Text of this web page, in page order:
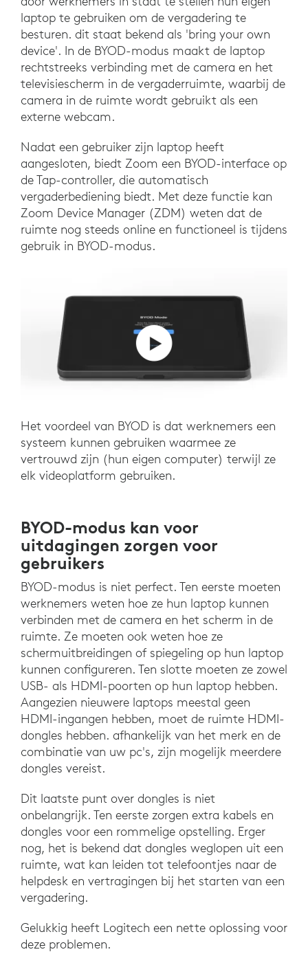
laptop te gebruiken om de vergadering te
besturen. dit staat bekend als 'bring your own
device'. In de BYOD-modus maakt de laptop
rechtstreeks verbinding met de camera en het
televisiescherm in de vergaderruimte, waarbij de
camera in de ruimte wordt gebruikt als een
externe webcam.
Nadat een gebruiker zijn laptop heeft
aangesloten, biedt Zoom een BYOD-interface op
de Tap-controller, die automatisch
vergaderbediening biedt. Met deze functie kan
Zoom Device Manager (ZDM) weten dat de
ruimte nog steeds online en functioneel is tijdens
gebruik in BYOD-modus.
Het voordeel van BYOD is dat werknemers een
systeem kunnen gebruiken waarmee ze
vertrouwd zijn (hun eigen computer) terwijl ze
elk videoplatform gebruiken.
BYOD-modus kan voor
uitdagingen zorgen voor
gebruikers
BYOD-modus is niet perfect. Ten eerste moeten
werknemers weten hoe ze hun laptop kunnen
verbinden met de camera en het scherm in de
ruimte. Ze moeten ook weten hoe ze
schermuitbreidingen of spiegeling op hun laptop
kunnen configureren. Ten slotte moeten ze zowel
USB- als HDMI-poorten op hun laptop hebben.
Aangezien nieuwere laptops meestal geen
HDMI-ingangen hebben, moet de ruimte HDMI-
dongles hebben. afhankelijk van het merk en de
combinatie van uw pc's, zijn mogelijk meerdere
dongles vereist.
Dit laatste punt over dongles is niet
onbelangrijk. Ten eerste zorgen extra kabels en
dongles voor een rommelige opstelling. Erger
nog, het is bekend dat dongles weglopen uit een
ruimte, wat kan leiden tot telefoontjes naar de
helpdesk en vertragingen bij het starten van een
vergadering.
Gelukkig heeft Logitech een nette oplossing voor
deze problemen.